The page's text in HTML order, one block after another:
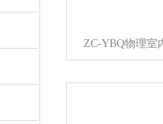
ZC-YBQ物理室